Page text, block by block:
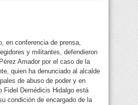
en conferencia de prensa,
y militantes, defendieron
Amador por el caso de la
quien ha denunciado al alcalde
de abuso de poder y en
Fidel Demédicis Hidalgo está
condición de encargado de la